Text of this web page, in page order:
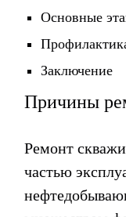
Основные
Заключение
Причины
Ремонт
частью